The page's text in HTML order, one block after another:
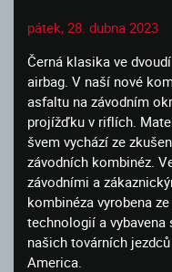
pátek, 28. dubna 2023
Černá klasika ve
airbag. V naší nové
asfaltu na závodním
projížďku v riflích.
švem vychází ze
závodních kombinéz.
závodními a
kombinéza vyrobena
technologií a
našich továrních
America.